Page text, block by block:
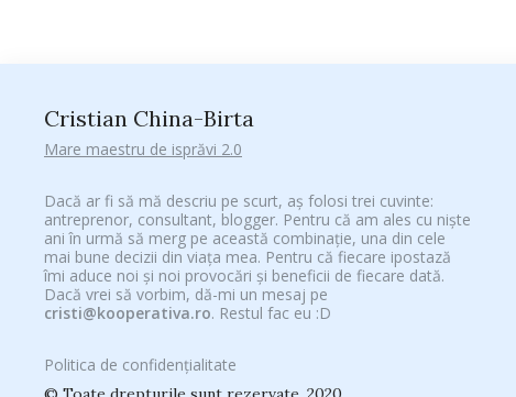
Cristian China-Birta
Mare maestru de isprăvi 2.0
Dacă ar fi să mă descriu pe scurt, aș folosi trei cuvinte:
antreprenor, consultant, blogger. Pentru că am ales cu niște
ani în urmă să merg pe această combinație, una din cele
mai bune decizii din viața mea. Pentru că fiecare ipostază
îmi aduce noi și noi provocări și beneficii de fiecare dată.
Dacă vrei să vorbim, dă-mi un mesaj pe
cristi@kooperativa.ro. Restul fac eu :D
Politica de confidențialitate